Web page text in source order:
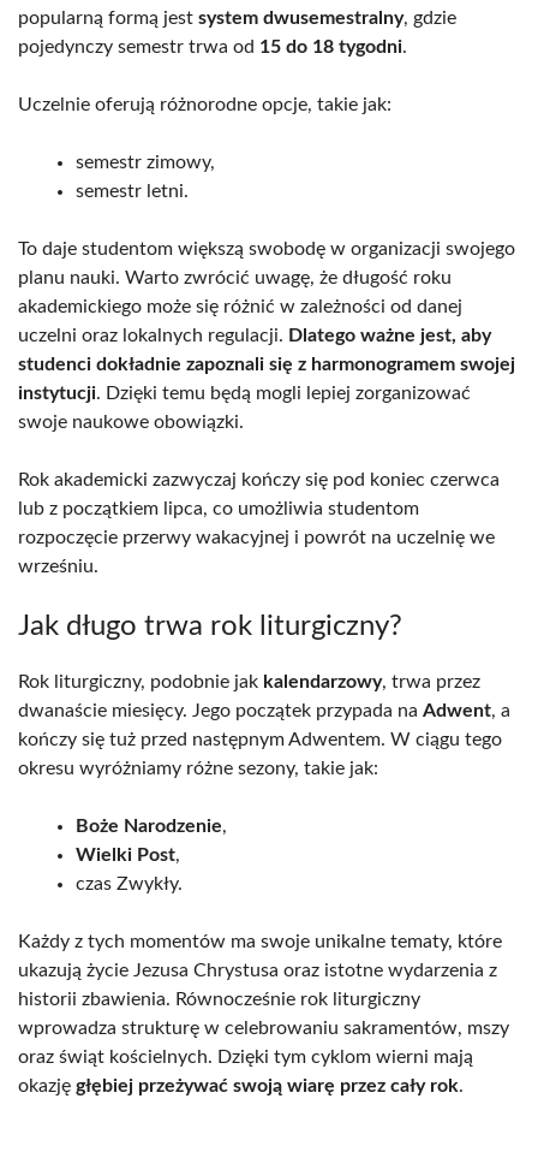
popularną formą jest system dwusemestralny, gdzie
pojedynczy semestr trwa od 15 do 18 tygodni.
Uczelnie oferują różnorodne opcje, takie jak:
semestr zimowy,
semestr letni.
To daje studentom większą swobodę w organizacji swojego
planu nauki. Warto zwrócić uwagę, że długość roku
akademickiego może się różnić w zależności od danej
uczelni oraz lokalnych regulacji. Dlatego ważne jest, aby
studenci dokładnie zapoznali się z harmonogramem swojej
instytucji. Dzięki temu będą mogli lepiej zorganizować
swoje naukowe obowiązki.
Rok akademicki zazwyczaj kończy się pod koniec czerwca
lub z początkiem lipca, co umożliwia studentom
rozpoczęcie przerwy wakacyjnej i powrót na uczelnię we
wrześniu.
Jak długo trwa rok liturgiczny?
Rok liturgiczny, podobnie jak kalendarzowy, trwa przez
dwanaście miesięcy. Jego początek przypada na Adwent, a
kończy się tuż przed następnym Adwentem. W ciągu tego
okresu wyróżniamy różne sezony, takie jak:
Boże Narodzenie,
Wielki Post,
czas Zwykły.
Każdy z tych momentów ma swoje unikalne tematy, które
ukazują życie Jezusa Chrystusa oraz istotne wydarzenia z
historii zbawienia. Równocześnie rok liturgiczny
wprowadza strukturę w celebrowaniu sakramentów, mszy
oraz świąt kościelnych. Dzięki tym cyklom wierni mają
okazję głębiej przeżywać swoją wiarę przez cały rok.